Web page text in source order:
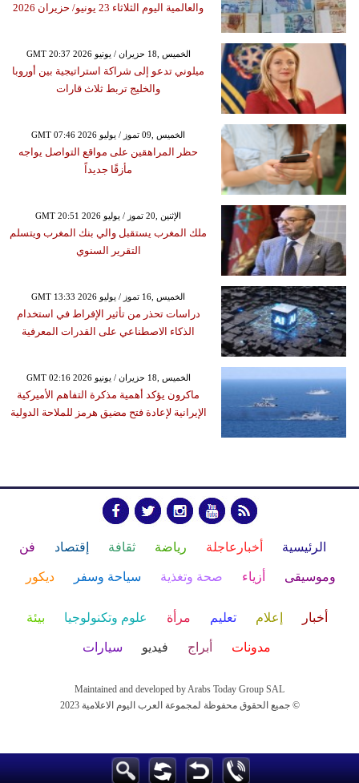
والعالمية اليوم الثلاثاء 23 يونيو/ حزيران 2026
GMT 20:37 2026 الخميس ,18 حزيران / يونيو
ميلوني تدعو إلى شراكة استراتيجية بين أوروبا
والخليج تربط ثلاث قارات
GMT 07:46 2026 الخميس ,09 تموز / يوليو
حظر المراهقين على مواقع التواصل يواجه
مأزقًا جديداً
GMT 20:51 2026 الإثنين ,20 تموز / يوليو
ملك المغرب يستقبل والي بنك المغرب ويتسلم
التقرير السنوي
GMT 13:33 2026 الخميس ,16 تموز / يوليو
دراسات تحذر من تأثير الإفراط في استخدام
الذكاء الاصطناعي على القدرات المعرفية
GMT 02:16 2026 الخميس ,18 حزيران / يونيو
ماكرون يؤكد أهمية مذكرة التفاهم الأميركية
الإيرانية لإعادة فتح مضيق هرمز للملاحة الدولية
الرئيسية أخبارعاجلة رياضة ثقافة إقتصاد فن
وموسيقى أزياء صحة وتغذية سياحة وسفر ديكور
أخبار إعلام تعليم مرأة علوم وتكنولوجيا بيئة
مدونات أبراج فيديو سيارات
Maintained and developed by Arabs Today Group SAL
جميع الحقوق محفوظة لمجموعة العرب اليوم الاعلامية 2023 ©